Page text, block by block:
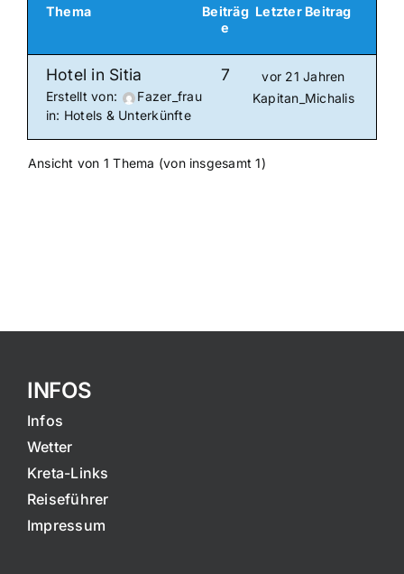
Thema
Beiträg
e
Letzter Beitrag
Hotel in Sitia
Erstellt von:
Fazer_frau
in: Hotels & Unterkünfte
7
vor 21 Jahren
Kapitan_Michalis
Ansicht von 1 Thema (von insgesamt 1)
INFOS
Infos
Wetter
Kreta-Links
Reiseführer
Impressum